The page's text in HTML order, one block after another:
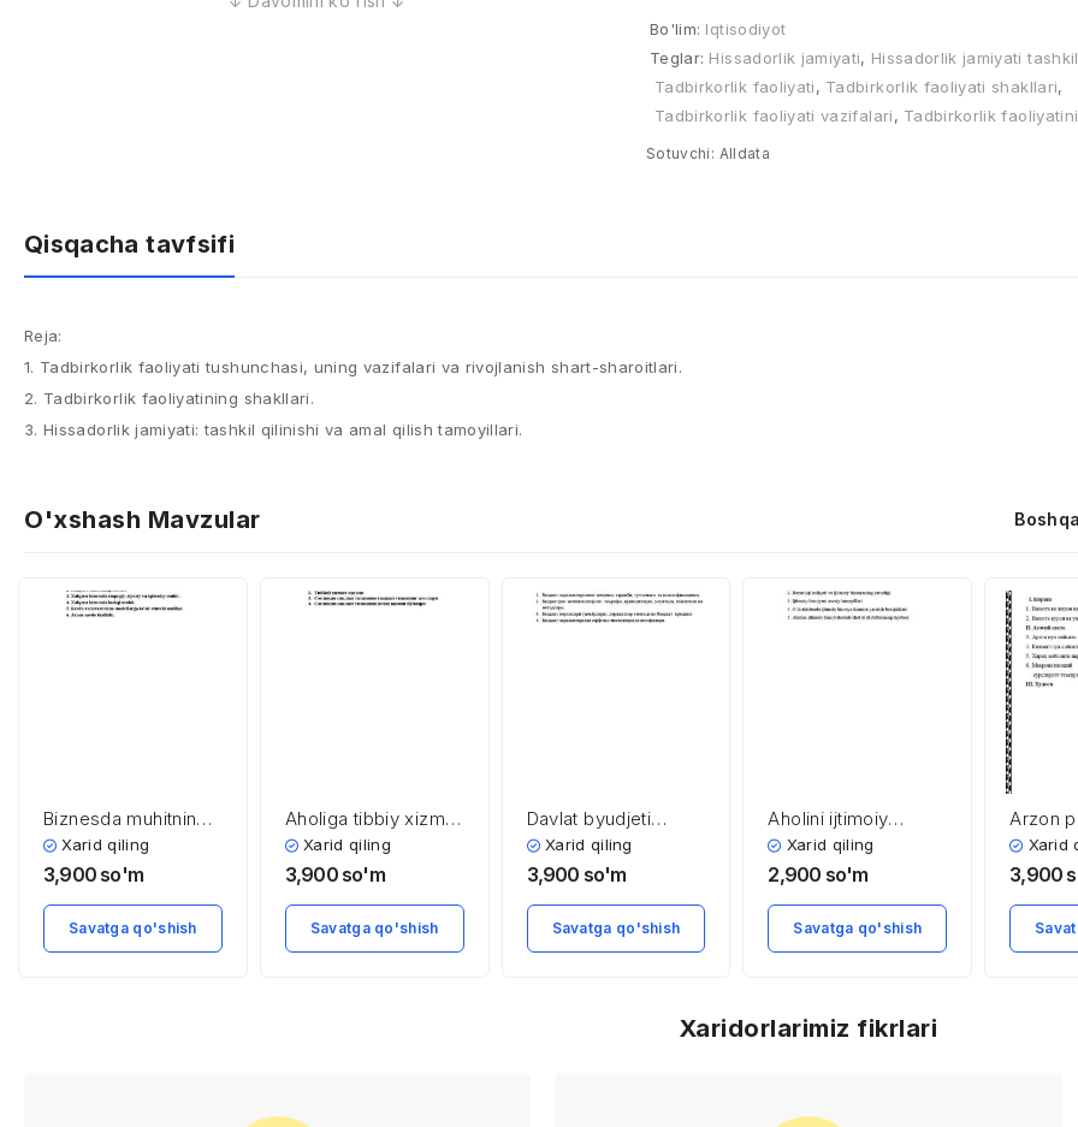
Bo'lim: Iqtisodiyot
Teglar: Hissadorlik jamiyati, Hissadorlik jamiyati
Tadbirkorlik faoliyati, Tadbirkorlik faoliyati shakllari,
Tadbirkorlik faoliyati vazifalari, Tadbirkorlik
Sotuvchi: Alldata
Qisqacha tavfsifi
Reja:
1. Tadbirkorlik faoliyati tushunchasi, uning vazifalari va rivojlanish shart-sharoitlari.
2. Tadbirkorlik faoliyatining shakllari.
3. Hissadorlik jamiyati: tashkil qilinishi va amal qilish tamoyillari.
O'xshash Mavzular
Biznеsda muhitning
turlari
Xarid qiling
3,900 so'm
Savatga qo'shish
Aholiga tibbiy xizmat
ko’rsatish
sohasining
menejmenti
Xarid qiling
3,900 so'm
Savatga qo'shish
Davlat byudjeti
xarajatlari
Xarid qiling
3,900 so'm
Savatga qo'shish
Aholini ijtimoiy
himoyalash asoslari
Xarid qiling
2,900 so'm
Savatga qo'shish
Arzon
pulXarid
3,900
Xaridorlarimiz fikrlari